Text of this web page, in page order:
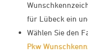
für Lübeck ein
Wählen Sie den
Pkw